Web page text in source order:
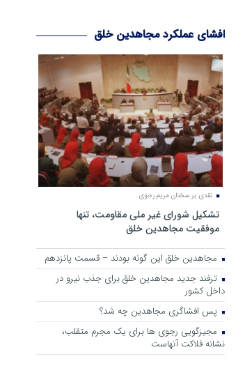
افشای عملکرد مجاهدین خلق
نقدی بر سخنان مریم رجوی
تشکیل شورای غیر ملی مقاومت، تنها
موفقیت مجاهدین خلق
مجاهدین خلق این گونه بودند – قسمت پانزدهم
ترفند جدید مجاهدین خلق برای جذب نیرو در
داخل کشور
پس افشاگری مجاهدین چه شد؟
مجیزگویی رجوی ها برای یک مجرم متقلب،
نشانه فلاکت آنهاست